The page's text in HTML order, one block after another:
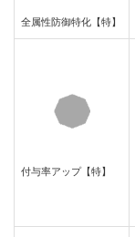
全属性防御特化【特】
付与率アップ【特】